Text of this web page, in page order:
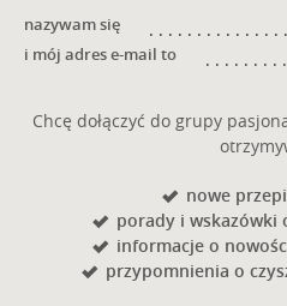
nazywam się
i mój adres e-mail to
Chcę dołączyć do grupy
nowe
porady i wskazówki
informacje o
przypomnienia o